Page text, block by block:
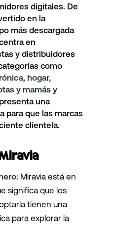
digitales. De
en la
más descargada
en
y distribuidores
como
hogar,
y mamás y
una
para que las marcas
clientela.
Miravia está en
significa que los
tienen una
para explorar la